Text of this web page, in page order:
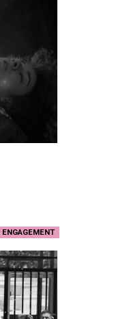
ENGAGEMENT